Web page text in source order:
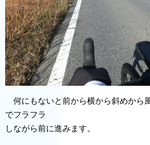
何にもないと前から横から斜めから
でフラフラ
しながら前に進みます。